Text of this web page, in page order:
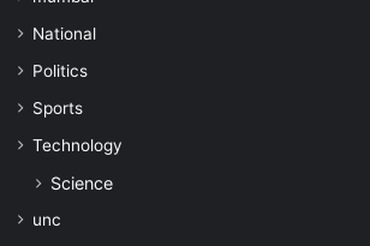
National
Politics
Sports
Technology
Science
unc